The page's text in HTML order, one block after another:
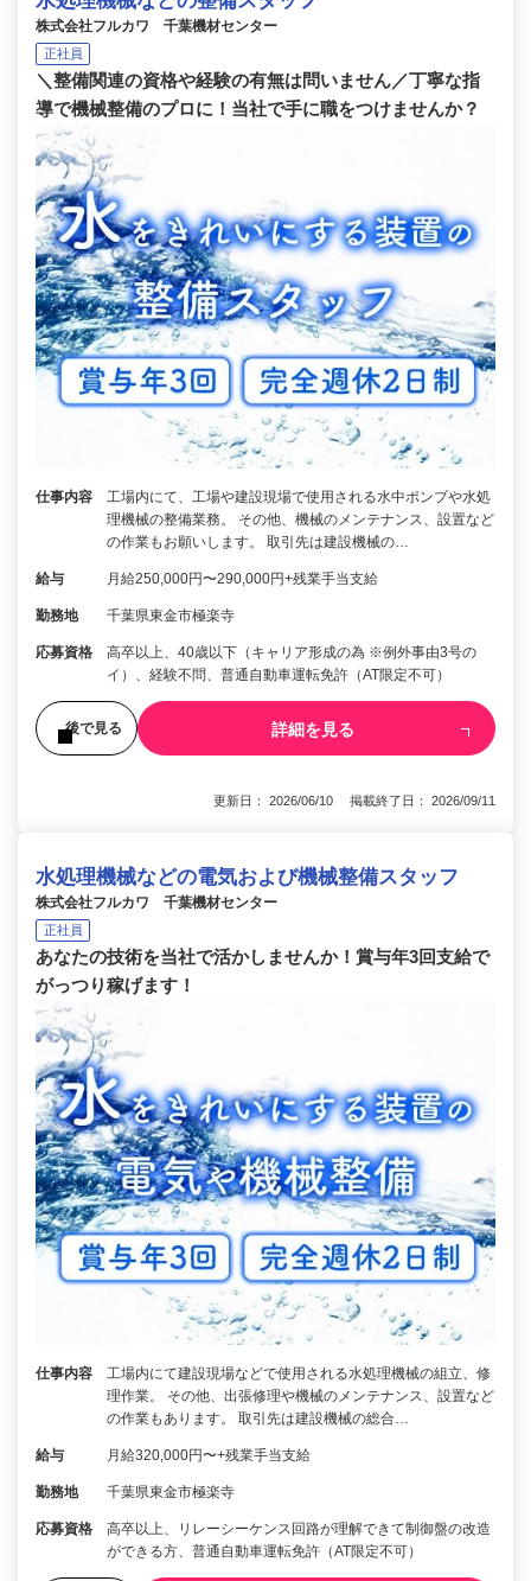
株式会社フルカワ 千葉機材センター
正社員
＼整備関連の資格や経験の有無は問いません／丁寧な指
導で機械整備のプロに！当社で手に職をつけませんか？
仕事内容
工場内にて、工場や建設現場で使用される水中ポンプや水処
理機械の整備業務。 その他、機械のメンテナンス、設置など
の作業もお願いします。 取引先は建設機械の…
給与 月給250,000円〜290,000円+残業手当支給
勤務地 千葉県東金市極楽寺
応募資格
高卒以上、40歳以下（キャリア形成の為 ※例外事由3号の
イ）、経験不問、普通自動車運転免許（AT限定不可）
後で見る 詳細を見る
更新日： 2026/06/10 掲載終了日： 2026/09/11
水処理機械などの電気および機械整備スタッフ
株式会社フルカワ 千葉機材センター
正社員
あなたの技術を当社で活かしませんか！賞与年3回支給で
がっつり稼げます！
仕事内容
工場内にて建設現場などで使用される水処理機械の組立、修
理作業。 その他、出張修理や機械のメンテナンス、設置など
の作業もあります。 取引先は建設機械の総合…
給与 月給320,000円〜+残業手当支給
勤務地 千葉県東金市極楽寺
応募資格
高卒以上、リレーシーケンス回路が理解できて制御盤の改造
ができる方、普通自動車運転免許（AT限定不可）